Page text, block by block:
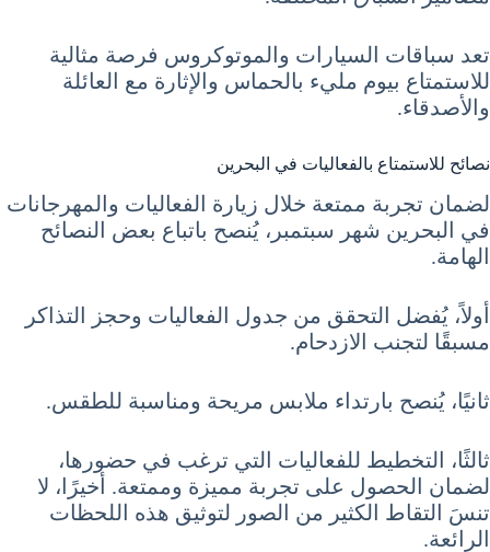
تعد سباقات السيارات والموتوكروس فرصة مثالية
للاستمتاع بيوم مليء بالحماس والإثارة مع العائلة
والأصدقاء.
نصائح للاستمتاع بالفعاليات في البحرين
لضمان تجربة ممتعة خلال زيارة الفعاليات والمهرجانات
في البحرين شهر سبتمبر، يُنصح باتباع بعض النصائح
الهامة.
أولاً، يُفضل التحقق من جدول الفعاليات وحجز التذاكر
مسبقًا لتجنب الازدحام.
ثانيًا، يُنصح بارتداء ملابس مريحة ومناسبة للطقس.
ثالثًا، التخطيط للفعاليات التي ترغب في حضورها،
لضمان الحصول على تجربة مميزة وممتعة. أخيرًا، لا
تنسَ التقاط الكثير من الصور لتوثيق هذه اللحظات
الرائعة.